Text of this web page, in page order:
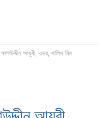
আয়ুবী, ওমর, খালিদ বিন